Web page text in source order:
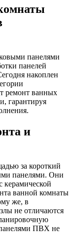
панелями
панелей
накоплен
ремонт ванных
гарантируя
и
за короткий
панелями. Они
керамической
ванной комнаты
же, в
не отличаются
ПВХ не